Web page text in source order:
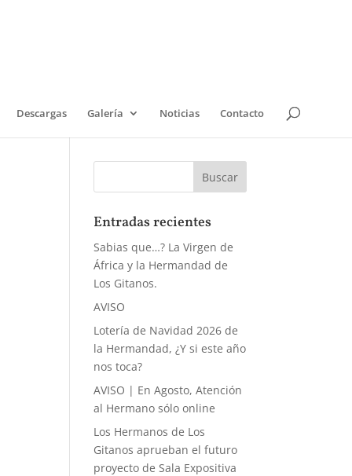
Descargas Galería Noticias Contacto
Entradas recientes
Sabias que…? La Virgen de
África y la Hermandad de
Los Gitanos.
AVISO
Lotería de Navidad 2026 de
la Hermandad, ¿Y si este año
nos toca?
AVISO | En Agosto, Atención
al Hermano sólo online
Los Hermanos de Los
Gitanos aprueban el futuro
proyecto de Sala Expositiva